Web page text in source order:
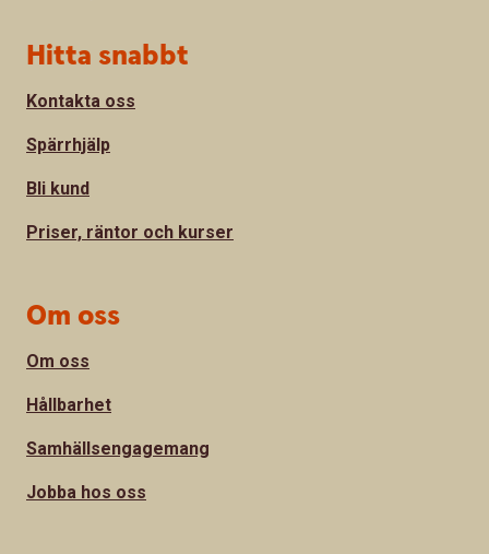
Sidfot
Hitta snabbt
Kontakta oss
Spärrhjälp
Bli kund
Priser, räntor och kurser
Om oss
Om oss
Hållbarhet
Samhällsengagemang
Jobba hos oss